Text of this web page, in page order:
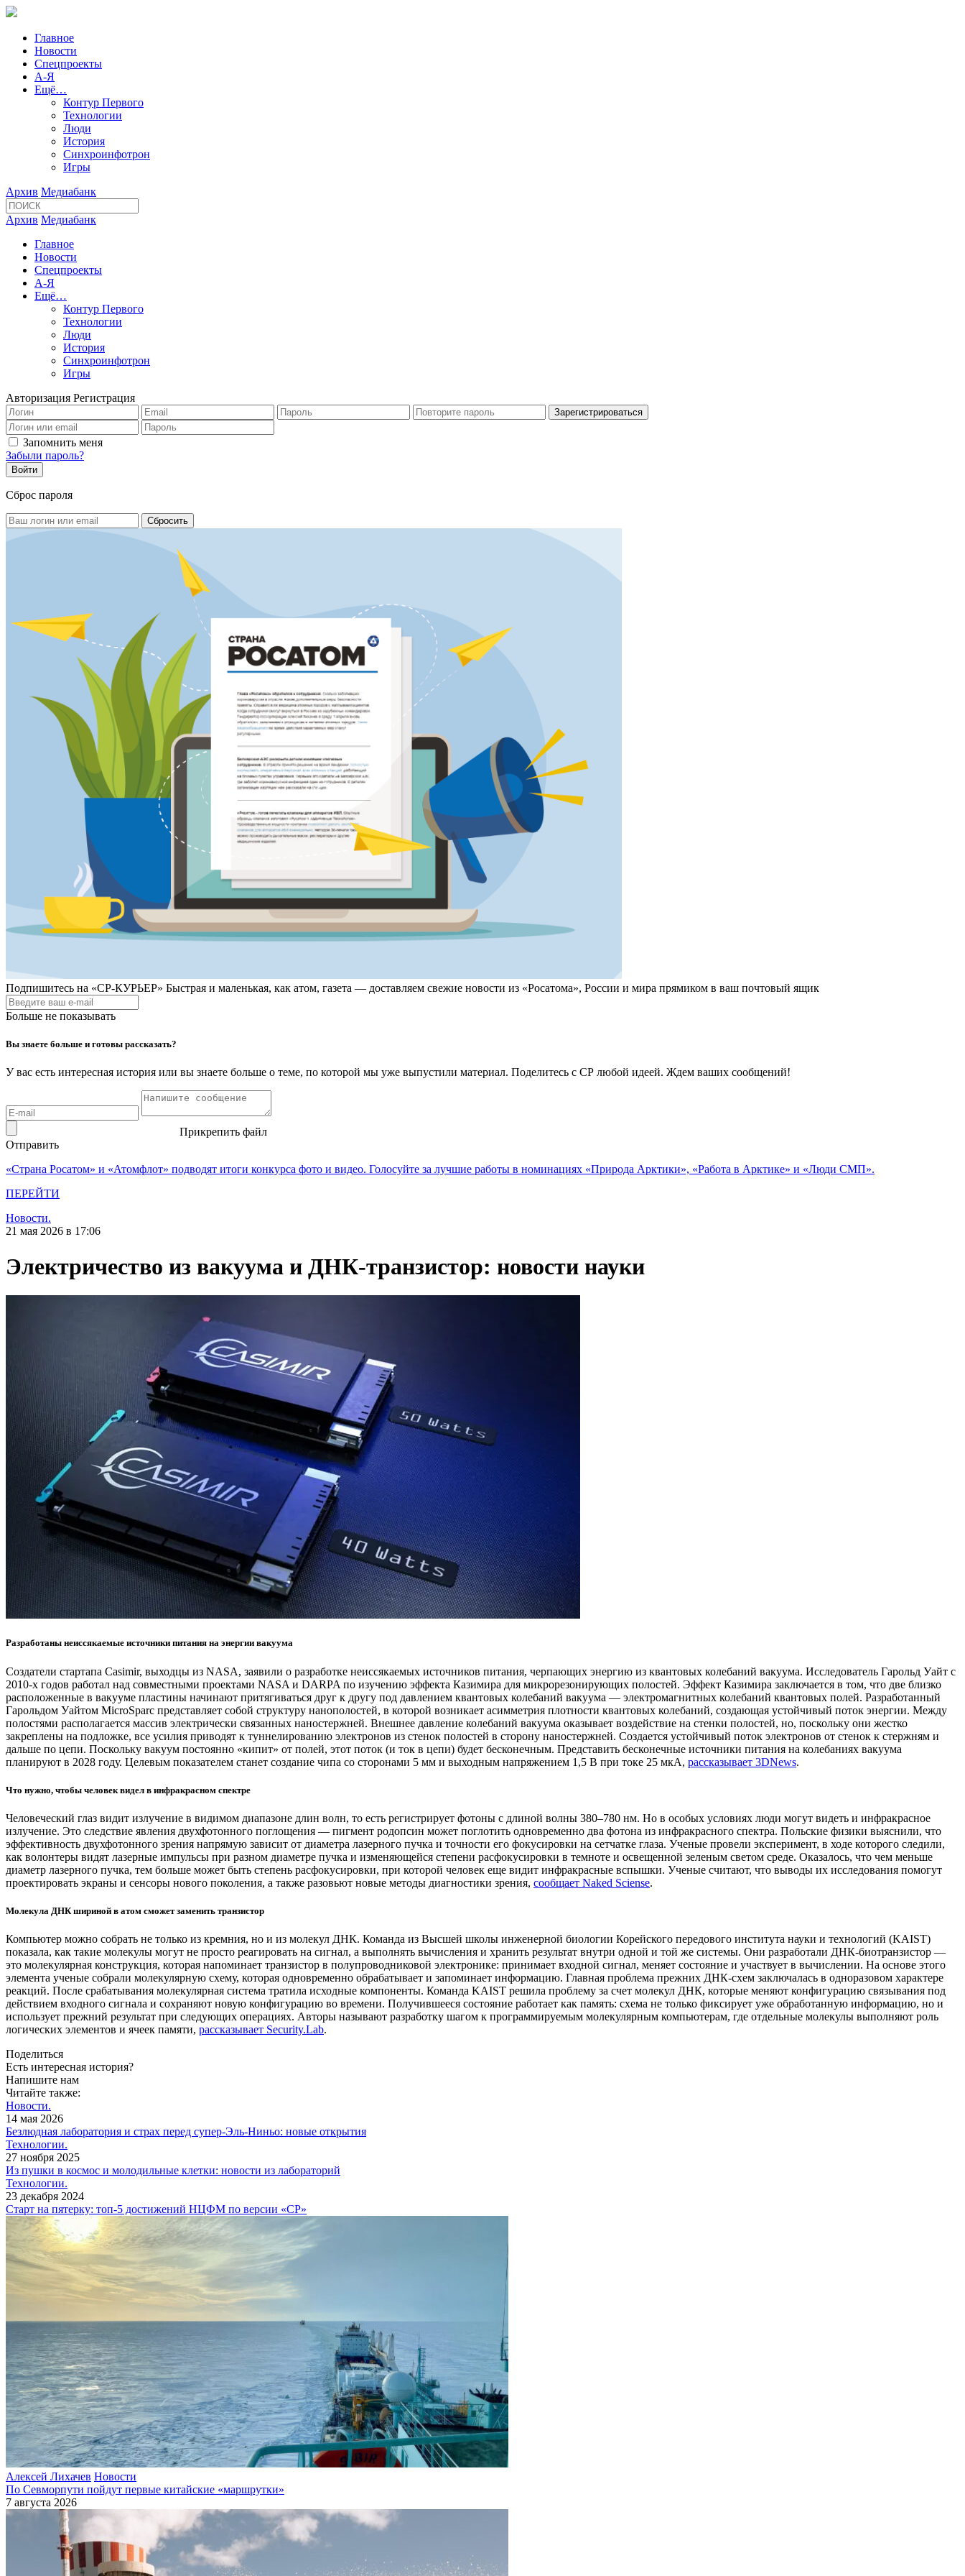
Главное
Новости
Спецпроекты
А-Я
Ещё…
Контур Первого
Технологии
Люди
История
Синхроинфотрон
Игры
Архив Медиабанк
Архив Медиабанк
Главное
Новости
Спецпроекты
А-Я
Ещё…
Контур Первого
Технологии
Люди
История
Синхроинфотрон
Игры
Авторизация Регистрация
Запомнить меня
Забыли пароль?
Сброс пароля
Подпишитесь на «СР-КУРЬЕР» Быстрая и маленькая, как атом, газета — доставляем свежие новости из «Росатома», России и мира прямиком в ваш почтовый ящик
Больше не показывать
Вы знаете больше и готовы рассказать?
У вас есть интересная история или вы знаете больше о теме, по которой мы уже выпустили материал. Поделитесь с СР любой идеей. Ждем ваших сообщений!
Прикрепить файл
Отправить
«Страна Росатом» и «Атомфлот» подводят итоги конкурса фото и видео. Голосуйте за лучшие работы в номинациях «Природа Арктики», «Работа в Арктике» и «Люди СМП».
ПЕРЕЙТИ
Новости.
21 мая 2026 в 17:06
Электричество из вакуума и ДНК-транзистор: новости науки
Разработаны неиссякаемые источники питания на энергии вакуума
Создатели стартапа Casimir, выходцы из NASA, заявили о разработке неиссякаемых источников питания, черпающих энергию из квантовых колебаний вакуума. Исследователь Гарольд Уайт с
2010-х годов работал над совместными проектами NASA и DARPA по изучению эффекта Казимира для микрорезонирующих полостей. Эффект Казимира заключается в том, что две близко
расположенные в вакууме пластины начинают притягиваться друг к другу под давлением квантовых колебаний вакуума — электромагнитных колебаний квантовых полей. Разработанный
Гарольдом Уайтом MicroSparc представляет собой структуру нанополостей, в которой возникает асимметрия плотности квантовых колебаний, создающая устойчивый поток энергии. Между
полостями располагается массив электрически связанных наностержней. Внешнее давление колебаний вакуума оказывает воздействие на стенки полостей, но, поскольку они жестко
закреплены на подложке, все усилия приводят к туннелированию электронов из стенок полостей в сторону наностержней. Создается устойчивый поток электронов от стенок к стержням и
дальше по цепи. Поскольку вакуум постоянно «кипит» от полей, этот поток (и ток в цепи) будет бесконечным. Представить бесконечные источники питания на колебаниях вакуума
планируют в 2028 году. Целевым показателем станет создание чипа со сторонами 5 мм и выходным напряжением 1,5 В при токе 25 мкА, рассказывает 3DNews.
Что нужно, чтобы человек видел в инфракрасном спектре
Человеческий глаз видит излучение в видимом диапазоне длин волн, то есть регистрирует фотоны с длиной волны 380–780 нм. Но в особых условиях люди могут видеть и инфракрасное
излучение. Это следствие явления двухфотонного поглощения — пигмент родопсин может поглотить одновременно два фотона из инфракрасного спектра. Польские физики выяснили, что
эффективность двухфотонного зрения напрямую зависит от диаметра лазерного пучка и точности его фокусировки на сетчатке глаза. Ученые провели эксперимент, в ходе которого следили,
как волонтеры видят лазерные импульсы при разном диаметре пучка и изменяющейся степени расфокусировки в темноте и освещенной зеленым светом среде. Оказалось, что чем меньше
диаметр лазерного пучка, тем больше может быть степень расфокусировки, при которой человек еще видит инфракрасные вспышки. Ученые считают, что выводы их исследования помогут
проектировать экраны и сенсоры нового поколения, а также разовьют новые методы диагностики зрения, сообщает Naked Sciense.
Молекула ДНК шириной в атом сможет заменить транзистор
Компьютер можно собрать не только из кремния, но и из молекул ДНК. Команда из Высшей школы инженерной биологии Корейского передового института науки и технологий (KAIST)
показала, как такие молекулы могут не просто реагировать на сигнал, а выполнять вычисления и хранить результат внутри одной и той же системы. Они разработали ДНК-биотранзистор —
это молекулярная конструкция, которая напоминает транзистор в полупроводниковой электронике: принимает входной сигнал, меняет состояние и участвует в вычислении. На основе этого
элемента ученые собрали молекулярную схему, которая одновременно обрабатывает и запоминает информацию. Главная проблема прежних ДНК-схем заключалась в одноразовом характере
реакций. После срабатывания молекулярная система тратила исходные компоненты. Команда KAIST решила проблему за счет молекул ДНК, которые меняют конфигурацию связывания под
действием входного сигнала и сохраняют новую конфигурацию во времени. Получившееся состояние работает как память: схема не только фиксирует уже обработанную информацию, но и
использует прежний результат при следующих операциях. Авторы называют разработку шагом к программируемым молекулярным компьютерам, где отдельные молекулы выполняют роль
логических элементов и ячеек памяти, рассказывает Security.Lab.
Поделиться
Есть интересная история?
Напишите нам
Читайте также:
Новости.
14 мая 2026
Безлюдная лаборатория и страх перед супер-Эль-Ниньо: новые открытия
Технологии.
27 ноября 2025
Из пушки в космос и молодильные клетки: новости из лабораторий
Технологии.
23 декабря 2024
Старт на пятерку: топ-5 достижений НЦФМ по версии «СР»
Алексей Лихачев Новости
По Севморпути пойдут первые китайские «маршрутки»
7 августа 2026